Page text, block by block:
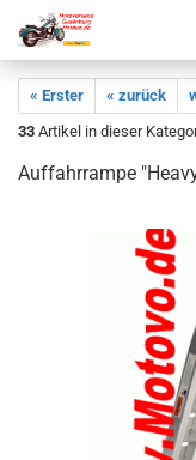
« Erster « zurück
33 Artikel in dieser
Auffahrrampe